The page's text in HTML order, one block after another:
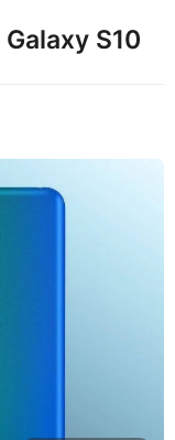
Galaxy S10